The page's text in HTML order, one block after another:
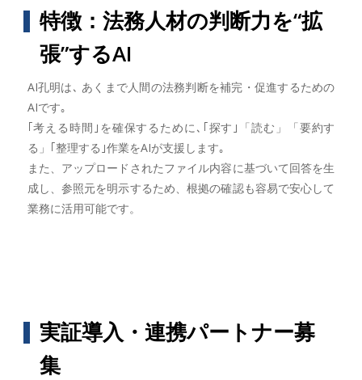
特徴：法務人材の判断力を“拡
張”するAI
AI孔明は､ あくまで人間の法務判断を補完・促進するための
AIです｡
｢考える時間｣を確保するために､｢探す｣「読む」「要約す
る」｢整理する｣作業をAIが支援します｡
また、アップロードされたファイル内容に基づいて回答を生
成し、参照元を明示するため、根拠の確認も容易で安心して
業務に活用可能です。
実証導入・連携パートナー募
集